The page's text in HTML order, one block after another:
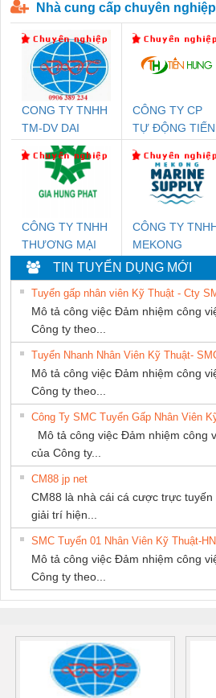
Nhà cung cấp chuyên nghiệp
CONG TY TNHH
TM-DV DAI
DONG THANH
CÔNG TY CP
TỰ ĐỘNG TIẾN
CÔNG TY TNHH
THƯƠNG MẠI
DỊCH VỤ KỸ
THUẬT ĐIỆN CƠ
GIA HƯNG PHÁT
CÔNG TY
MEKONG
MARINE
SUPPLY
TIN TUYỂN DỤNG MỚI
Tuyển gấp nhân viên Kỹ Thuật - Cty
Mô tả công việc Đảm nhiệm công
Công ty theo...
Tuyển Nhanh Nhân Viên Kỹ Thuật-
Mô tả công việc Đảm nhiệm công
Công ty theo...
Công Ty SMC Tuyển Gấp Nhân Viên
Mô tả công việc Đảm nhiệm công
của Công ty...
CM88 jp net
CM88 là nhà cái cá cược trực
giải trí hiện...
SMC Tuyển 01 Nhân Viên Kỹ Thuật-HN
Mô tả công việc Đảm nhiệm công
Công ty theo...